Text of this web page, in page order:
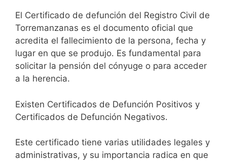
El Certificado de defunción del Registro Civil de
Torremanzanas es el documento oficial que
acredita el fallecimiento de la persona, fecha y
lugar en que se produjo. Es fundamental para
solicitar la pensión del cónyuge o para acceder
a la herencia.
Existen Certificados de Defunción Positivos y
Certificados de Defunción Negativos.
Este certificado tiene varias utilidades legales y
administrativas, y su importancia radica en que